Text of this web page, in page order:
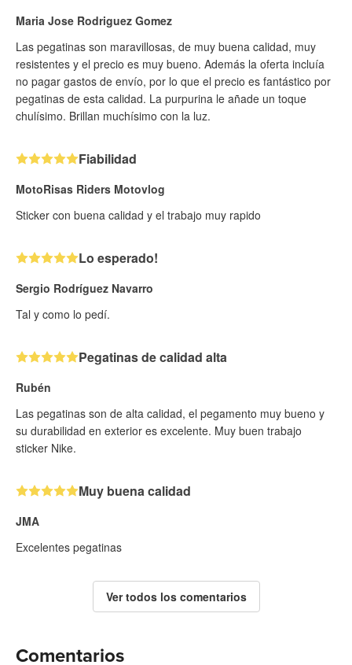
Maria Jose Rodriguez Gomez
Las pegatinas son maravillosas, de muy buena calidad, muy
resistentes y el precio es muy bueno. Además la oferta incluía
no pagar gastos de envío, por lo que el precio es fantástico por
pegatinas de esta calidad. La purpurina le añade un toque
chulísimo. Brillan muchísimo con la luz.
Fiabilidad
MotoRisas Riders Motovlog
Sticker con buena calidad y el trabajo muy rapido
Lo esperado!
Sergio Rodríguez Navarro
Tal y como lo pedí.
Pegatinas de calidad alta
Rubén
Las pegatinas son de alta calidad, el pegamento muy bueno y
su durabilidad en exterior es excelente. Muy buen trabajo
sticker Nike.
Muy buena calidad
JMA
Excelentes pegatinas
Ver todos los comentarios
Comentarios